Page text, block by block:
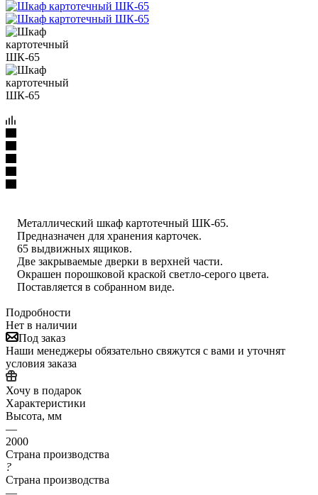
Металлический шкаф картотечный ШК-65.
Предназначен для хранения карточек.
65 выдвижных ящиков.
Две закрываемые дверки в верхней части.
Окрашен порошковой краской светло-серого цвета.
Поставляется в собранном виде.
Подробности
Нет в наличии
Под заказ
Наши менеджеры обязательно свяжутся с вами и уточнят
условия заказа
Хочу в подарок
Характеристики
Высота, мм
—
2000
Страна производства
?
Страна производства
—